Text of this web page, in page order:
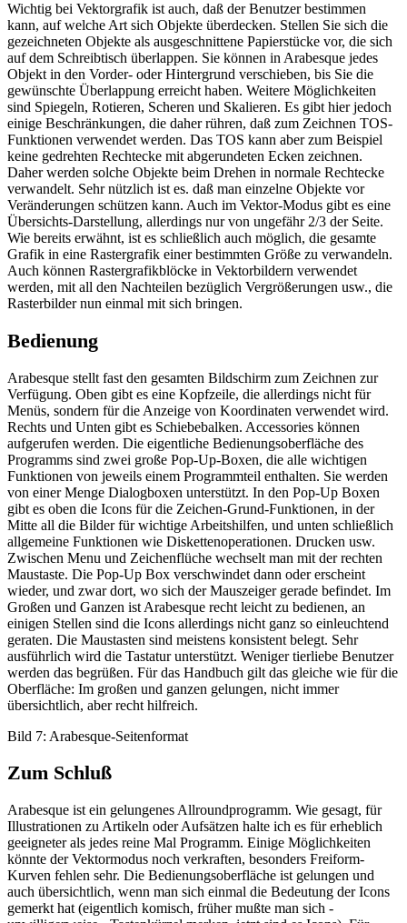
Wichtig bei Vektorgrafik ist auch, daß der Benutzer bestimmen
kann, auf welche Art sich Objekte überdecken. Stellen Sie sich die
gezeichneten Objekte als ausgeschnittene Papierstücke vor, die sich
auf dem Schreibtisch überlappen. Sie können in Arabesque jedes
Objekt in den Vorder- oder Hintergrund verschieben, bis Sie die
gewünschte Überlappung erreicht haben. Weitere Möglichkeiten
sind Spiegeln, Rotieren, Scheren und Skalieren. Es gibt hier jedoch
einige Beschränkungen, die daher rühren, daß zum Zeichnen TOS-
Funktionen verwendet werden. Das TOS kann aber zum Beispiel
keine gedrehten Rechtecke mit abgerundeten Ecken zeichnen.
Daher werden solche Objekte beim Drehen in normale Rechtecke
verwandelt. Sehr nützlich ist es. daß man einzelne Objekte vor
Veränderungen schützen kann. Auch im Vektor-Modus gibt es eine
Übersichts-Darstellung, allerdings nur von ungefähr 2/3 der Seite.
Wie bereits erwähnt, ist es schließlich auch möglich, die gesamte
Grafik in eine Rastergrafik einer bestimmten Größe zu verwandeln.
Auch können Rastergrafikblöcke in Vektorbildern verwendet
werden, mit all den Nachteilen bezüglich Vergrößerungen usw., die
Rasterbilder nun einmal mit sich bringen.
Bedienung
Arabesque stellt fast den gesamten Bildschirm zum Zeichnen zur
Verfügung. Oben gibt es eine Kopfzeile, die allerdings nicht für
Menüs, sondern für die Anzeige von Koordinaten verwendet wird.
Rechts und Unten gibt es Schiebebalken. Accessories können
aufgerufen werden. Die eigentliche Bedienungsoberfläche des
Programms sind zwei große Pop-Up-Boxen, die alle wichtigen
Funktionen von jeweils einem Programmteil enthalten. Sie werden
von einer Menge Dialogboxen unterstützt. In den Pop-Up Boxen
gibt es oben die Icons für die Zeichen-Grund-Funktionen, in der
Mitte all die Bilder für wichtige Arbeitshilfen, und unten schließlich
allgemeine Funktionen wie Diskettenoperationen. Drucken usw.
Zwischen Menu und Zeichenflüche wechselt man mit der rechten
Maustaste. Die Pop-Up Box verschwindet dann oder erscheint
wieder, und zwar dort, wo sich der Mauszeiger gerade befindet. Im
Großen und Ganzen ist Arabesque recht leicht zu bedienen, an
einigen Stellen sind die Icons allerdings nicht ganz so einleuchtend
geraten. Die Maustasten sind meistens konsistent belegt. Sehr
ausführlich wird die Tastatur unterstützt. Weniger tierliebe Benutzer
werden das begrüßen. Für das Handbuch gilt das gleiche wie für die
Oberfläche: Im großen und ganzen gelungen, nicht immer
übersichtlich, aber recht hilfreich.
Bild 7: Arabesque-Seitenformat
Zum Schluß
Arabesque ist ein gelungenes Allroundprogramm. Wie gesagt, für
Illustrationen zu Artikeln oder Aufsätzen halte ich es für erheblich
geeigneter als jedes reine Mal Programm. Einige Möglichkeiten
könnte der Vektormodus noch verkraften, besonders Freiform-
Kurven fehlen sehr. Die Bedienungsoberfläche ist gelungen und
auch übersichtlich, wenn man sich einmal die Bedeutung der Icons
gemerkt hat (eigentlich komisch, früher mußte man sich -